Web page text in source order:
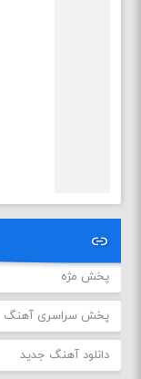
پخش مژه
پخش سراسری آهنگ
دانلود آهنگ جدید